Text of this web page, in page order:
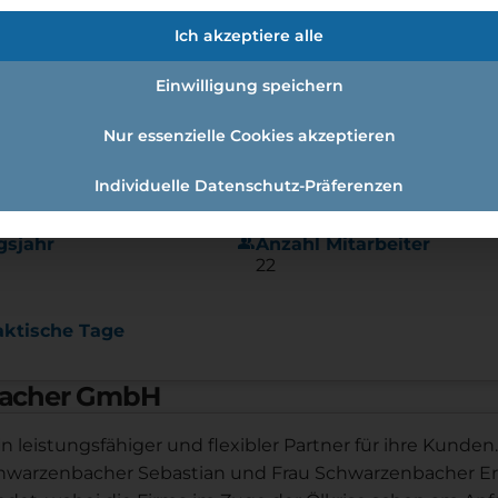
groupAnzahl Mitarbeiter
22
Tage
GmbH
leistungsfähiger und flexibler Partner für ihre Kunden.
Sebastian und Frau Schwarzenbacher
Ich akzeptiere alle
Einwilligung speichern
Nur essenzielle Cookies akzeptieren
Individuelle Datenschutz-Präferenzen